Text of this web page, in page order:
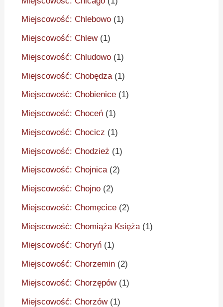
Miejscowość: Chlebowo (1)
Miejscowość: Chlew(1)
Miejscowość: Chludowo (1)
Miejscowość: Chobędza (1)
Miejscowość: Chobienice (1)
Miejscowość: Choceń (1)
Miejscowość: Chocicz (1)
Miejscowość: Chodzież (1)
Miejscowość: Chojnica(2)
Miejscowość: Chojno (2)
Miejscowość: Chomęcice (2)
Miejscowość: Chomiąża Księża (1)
Miejscowość: Choryń (1)
Miejscowość: Chorzemin (2)
Miejscowość: Chorzępów(1)
Miejscowość: Chorzów(1)